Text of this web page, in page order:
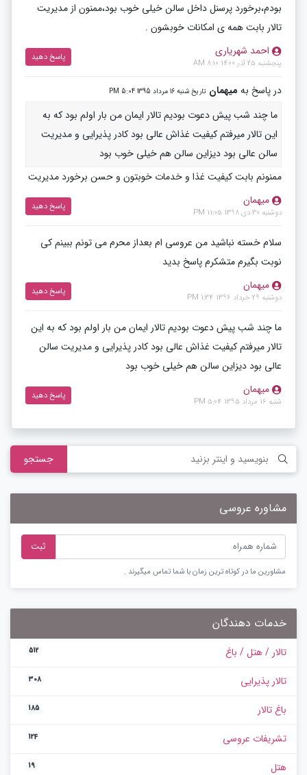
بودم،برخورد پرسنل داخل سالن خیلی خوب بود،ممنون از مدیریت
تالار بابت همه ی امکانات خوبشون .
احمد شهریاری
پنجشنبه 25 آذر 1400 8:10 AM
پاسخ دهید
در پاسخ به میهمان تاریخ شنبه 16 مرداد 1395 5:04 PM
ما چند شب پیش دعوت بودیم تالار ایمان من بار اولم بود که به
این تالار میرفتم کیفیت غذاش عالی بود کادر پذیرایی و مدیریت
سالن عالی بود دیزاین سالن هم خیلی خوب بود
ممنونم بابت کیفیت غذا و خدمات خوبتون و حسن برخورد مدیریت
میهمان
دوشنبه 30 دی 1398 11:05 PM
پاسخ دهید
سلام خسته نباشید من عروسی ام بعداز محرم می تونم ببینم کی
نوبت بگیرم متشکرم پاسخ بدید
میهمان
دوشنبه 29 خرداد 1396 1:34 PM
پاسخ دهید
ما چند شب پیش دعوت بودیم تالار ایمان من بار اولم بود که به این
تالار میرفتم کیفیت غذاش عالی بود کادر پذیرایی و مدیریت سالن
عالی بود دیزاین سالن هم خیلی خوب بود
میهمان
شنبه 16 مرداد 1395 5:04 PM
پاسخ دهید
جستجو
مشاوره عروسی
ثبت
مشاورین ما در کوتاه ترین زمان با شما تماس میگیرند .
خدمات دهندگان
تالار / هتل / باغ 512
تالار پذیرایی 308
باغ تالار 185
تشریفات عروسی 124
هتل 19